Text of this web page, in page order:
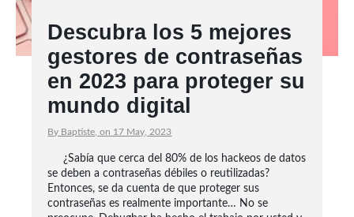
Descubra los 5 mejores
gestores de contraseñas
en 2023 para proteger su
mundo digital
By Baptiste, on 17 May, 2023
¿Sabía que cerca del 80% de los hackeos de datos
se deben a contraseñas débiles o reutilizadas?
Entonces, se da cuenta de que proteger sus
contraseñas es realmente importante… No se